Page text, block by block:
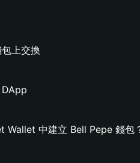
上交換
Wallet 中建立 Bell Pepe 錢包